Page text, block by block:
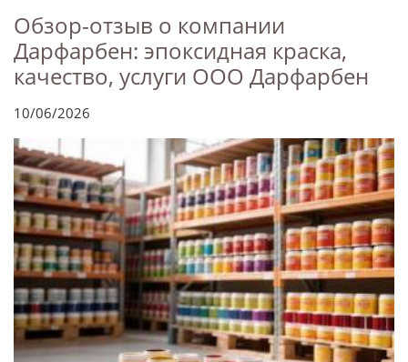
Обзор-отзыв о компании
Дарфарбен: эпоксидная краска,
качество, услуги ООО Дарфарбен
10/06/2026